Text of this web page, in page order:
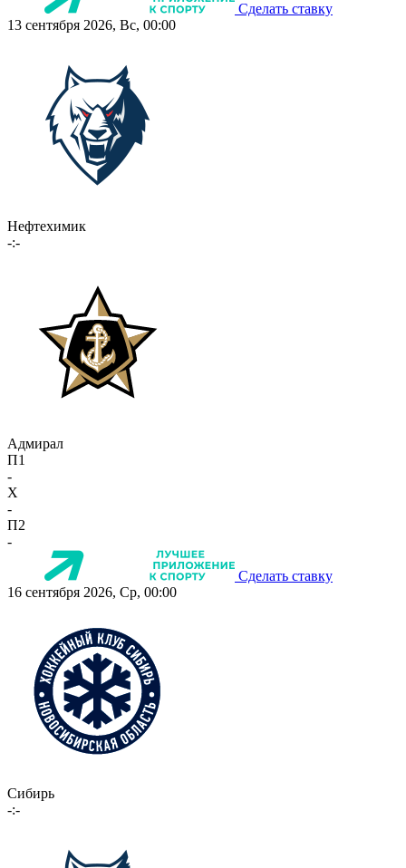
Сделать ставку
13 сентября 2026, Вс, 00:00
Нефтехимик
-:-
Адмирал
П1
-
X
-
П2
-
Сделать ставку
16 сентября 2026, Ср, 00:00
Сибирь
-:-